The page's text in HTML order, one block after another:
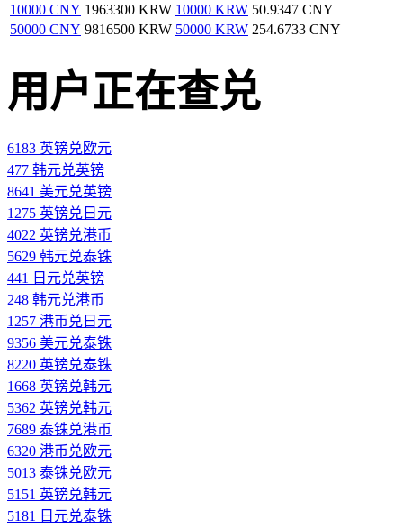
10000 CNY 1963300 KRW 10000 KRW 50.9347 CNY
50000 CNY 9816500 KRW 50000 KRW 254.6733 CNY
用户正在查兑
6183 英镑兑欧元
477 韩元兑英镑
8641 美元兑英镑
1275 英镑兑日元
4022 英镑兑港币
5629 韩元兑泰铢
441 日元兑英镑
248 韩元兑港币
1257 港币兑日元
9356 美元兑泰铢
8220 英镑兑泰铢
1668 英镑兑韩元
5362 英镑兑韩元
7689 泰铢兑港币
6320 港币兑欧元
5013 泰铢兑欧元
5151 英镑兑韩元
5181 日元兑泰铢